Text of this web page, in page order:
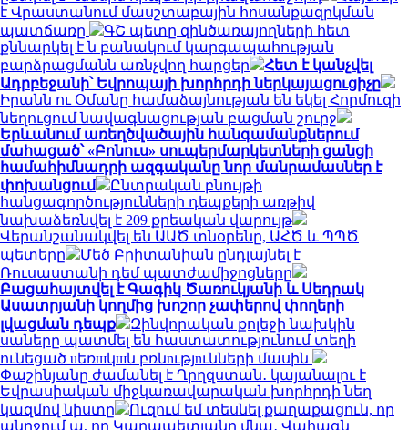
է Վրաստանում մասշտաբային հոսանքազրկման
պատճառը
ԳՇ պետը զինծառայողների հետ
քննարկել է ն բանակում կարգապահության
բարձրացմանն առնչվող հարցեր
Հետ է կանչվել
Ադրբեջանի՝ Եվրոպայի խորհրդի ներկայացուցիչը
Իրանն ու Օմանը համաձայնության են եկել Հորմուզի
նեղուցում նավագնացության բացման շուրջ
Երևանում առեղծվածային հանգամանքներում
մահացած՝ «Բոնուս» սուպերմարկետների ցանցի
համահիմնադրի ազգականը նոր մանրամասներ է
փոխանցում
Ընտրական բնույթի
հանցագործությունների դեպքերի առթիվ
նախաձեռնվել է 209 քրեական վարույթ
Վերանշանակվել են ԱԱԾ տնօրենը, ԱՀԾ և ՊՊԾ
պետերը
Մեծ Բրիտանիան ընդլայնել է
Ռուսաստանի դեմ պատժամիջոցները
Բացահայտվել է Գագիկ Ծառուկյանի և Սեդրակ
Ասատրյանի կողմից խոշոր չափերով փողերի
լվացման դեպք
Զինվորական քոլեջի նախկին
սաները պատմել են հաստատությունում տեղի
ունեցած uեռшկшն բռնnւթյnւնների մասին
Փաշինյանը ժամանել է Ղրղզստան․ կայանալու է
Եվրասիական միջկառավարական խորհրդի նեղ
կազմով նիստը
Ուզում եմ տեսնել քաղաքացուն, որ
անրջում ա, որ Կարապետյանը մնա․ Վահագն